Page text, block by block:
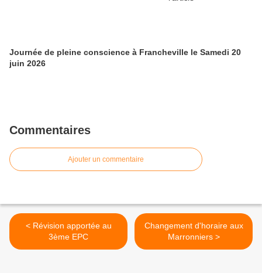
Journée de pleine conscience à Francheville le Samedi 20
juin 2026
Commentaires
Ajouter un commentaire
< Révision apportée au
3ème EPC
Changement d'horaire aux
Marronniers >